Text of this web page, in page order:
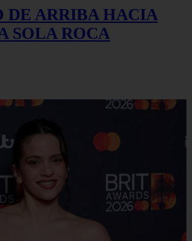
DE ARRIBA HACIA
SOLA ROCA